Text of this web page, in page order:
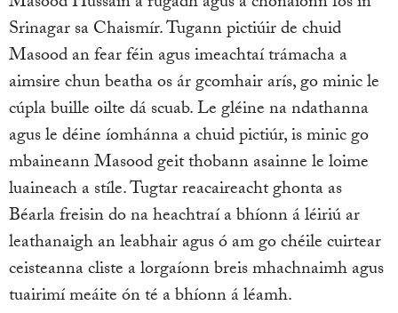
Srinagar sa Chaismír. Tugann pictiúir de chuid
Masood an fear féin agus imeachtaí trámacha a
aimsire chun beatha os ár gcomhair arís, go minic le
cúpla buille oilte dá scuab. Le gléine na ndathanna
agus le déine íomhánna a chuid pictiúr, is minic go
mbaineann Masood geit thobann asainne le loime
luaineach a stíle. Tugtar reacaireacht ghonta as
Béarla freisin do na heachtraí a bhíonn á léiriú ar
leathanaigh an leabhair agus ó am go chéile cuirtear
ceisteanna cliste a lorgaíonn breis mhachnaimh agus
tuairimí meáite ón té a bhíonn á léamh.